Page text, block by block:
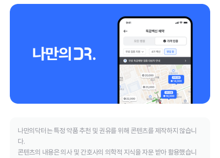
나만의닥터는 특정 약품 추천 및 권유를 위해 콘텐츠를 제작하지 않습니
다.
콘텐츠의 내용은 의사 및 간호사의 의학적 지식을 자문 받아 활용했습니